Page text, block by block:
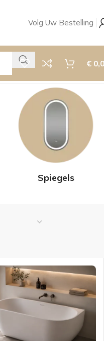
Volg Uw Bestelling
€
Spiegels